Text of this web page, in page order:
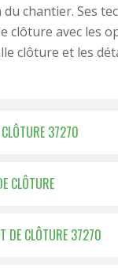
du chantier. Ses
clôture avec les
clôture et les
CLÔTURE 37270
CLÔTURE
DE CLÔTURE 37270